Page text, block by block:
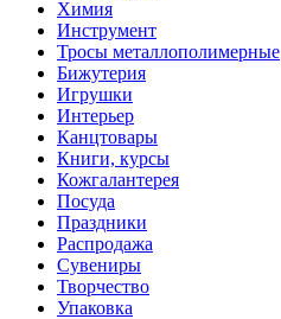
Химия
Инструмент
Тросы металлополимерные
Бижутерия
Игрушки
Интерьер
Канцтовары
Книги, курсы
Кожгалантерея
Посуда
Праздники
Распродажа
Сувениры
Творчество
Упаковка